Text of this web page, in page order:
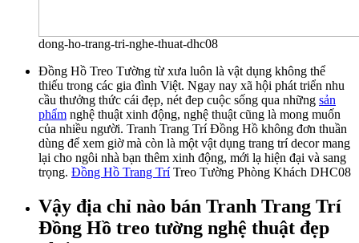
dong-ho-trang-tri-nghe-thuat-dhc08
Đồng Hồ Treo Tường từ xưa luôn là vật dụng không thể
thiếu trong các gia đình Việt. Ngay nay xã hội phát triển nhu
cầu thưởng thức cái đẹp, nét đep cuộc sống qua những sản
phẩm nghệ thuật xinh động, nghệ thuật cũng là mong muốn
của nhiều người. Tranh Trang Trí Đồng Hồ không đơn thuần
dùng để xem giờ mà còn là một vật dụng trang trí decor mang
lại cho ngôi nhà bạn thêm xinh động, mới lạ hiện đại và sang
trọng. Đồng Hồ Trang TríTreo Tường Phòng Khách DHC08
Vậy địa chỉ nào bán Tranh Trang Trí
Đồng Hồ treo tường nghệ thuật đẹp